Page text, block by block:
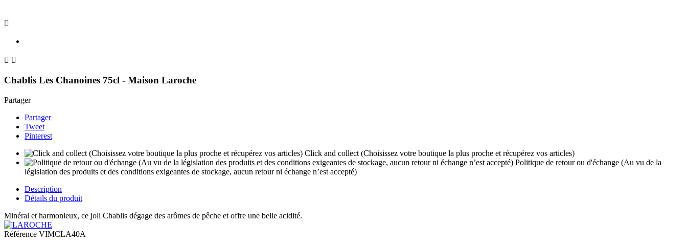

 
Chablis Les Chanoines 75cl - Maison Laroche
Partager
Partager
Tweet
Pinterest
Click and collect (Choisissez votre boutique la plus proche et récupérez vos articles)
Politique de retour ou d'échange (Au vu de la
législation des produits et des conditions exigeantes de stockage, aucun retour ni échange n’est accepté)
Description
Détails du produit
Minéral et harmonieux, ce joli Chablis dégage des arômes de pêche et offre une belle acidité.
Référence VIMCLA40A